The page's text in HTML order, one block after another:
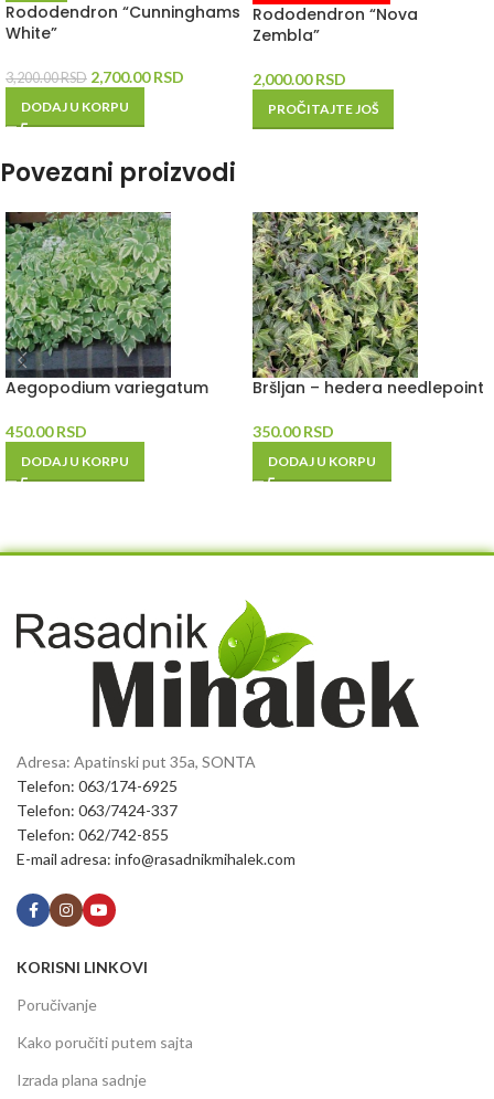
Rododendron “Cunninghams
White”
3,200.00RSD 2,700.00RSD
DODAJ U KORPU
Rododendron “Nova
Zembla”
2,000.00RSD
PROČITAJTE JOŠ
Povezani proizvodi
Aegopodium variegatum
450.00RSD
DODAJ U KORPU
Bršljan – hedera needlepoint
350.00RSD
DODAJ U KORPU
Adresa: Apatinski put 35a, SONTA
Telefon: 063/174-6925
Telefon: 063/7424-337
Telefon: 062/742-855
E-mail adresa: info@rasadnikmihalek.com
KORISNI LINKOVI
Poručivanje
Kako poručiti putem sajta
Izrada plana sadnje